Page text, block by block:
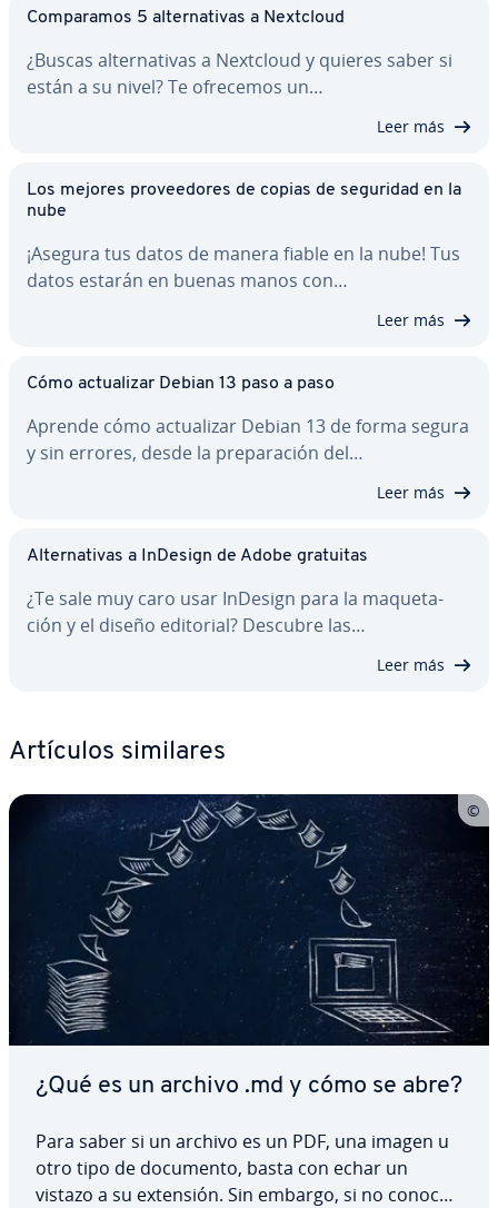
Co­m­pa­ra­mos 5 al­te­r­na­ti­vas a Nextcloud
¿Buscas al­te­r­na­ti­vas a Nextcloud y quieres saber si
están a su nivel? Te ofrecemos un…
Leer más
Los mejores pro­vee­do­res de copias de seguridad en la
nube
¡Asegura tus datos de manera fiable en la nube! Tus
datos estarán en buenas manos con…
Leer más
Cómo ac­tua­li­zar Debian 13 paso a paso
Aprende cómo ac­tua­li­zar Debian 13 de forma segura
y sin errores, desde la pre­pa­ra­ción del…
Leer más
Al­te­r­na­ti­vas a InDesign de Adobe gratuitas
¿Te sale muy caro usar InDesign para la ma­que­ta­
ción y el diseño editorial? Descubre las…
Leer más
Artículos similares
¿Qué es un archivo .md y cómo se abre?
Para saber si un archivo es un PDF, una imagen u
otro tipo de documento, basta con echar un
vistazo a su extensión. Sin embargo, si no conoces